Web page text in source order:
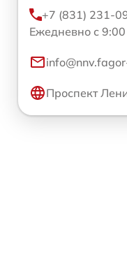
+7 (831) 231-
Ежедневно с
Проспект